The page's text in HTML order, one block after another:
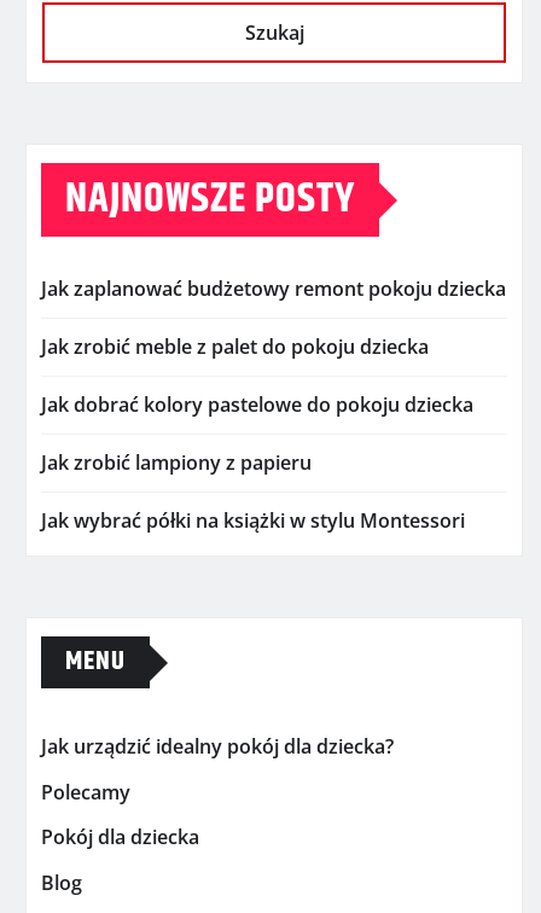
Szukaj
NAJNOWSZE POSTY
Jak zaplanować budżetowy remont pokoju dziecka
Jak zrobić meble z palet do pokoju dziecka
Jak dobrać kolory pastelowe do pokoju dziecka
Jak zrobić lampiony z papieru
Jak wybrać półki na książki w stylu Montessori
MENU
Jak urządzić idealny pokój dla dziecka?
Polecamy
Pokój dla dziecka
Blog